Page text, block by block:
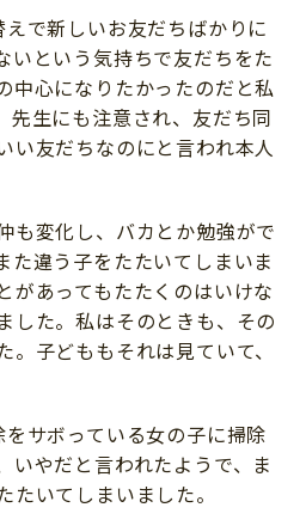
で新しいお友だちばかりに
いという気持ちで友だちをた
中心になりたかったのだと私
先生にも注意され、友だち同
い友だちなのにと言われ本人
も変化し、バカとか勉強がで
た違う子をたたいてしまいま
があってもたたくのはいけな
した。私はそのときも、その
。子どももそれは見ていて、
サボっている女の子に掃除
いやだと言われたようで、ま
たいてしまいました。